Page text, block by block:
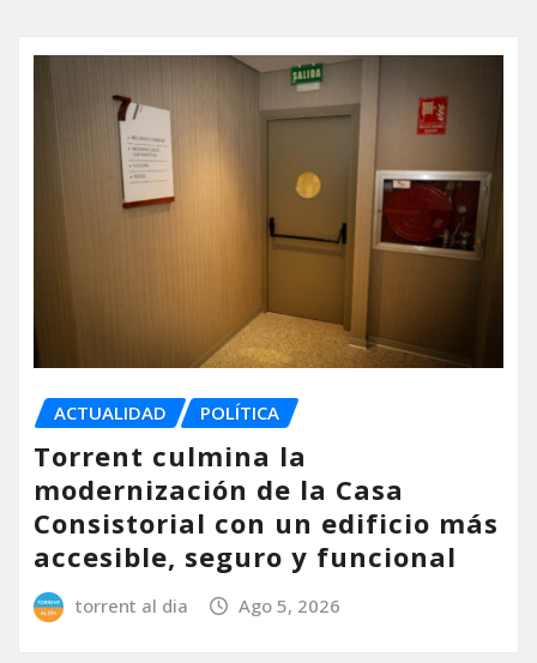
ACTUALIDAD POLÍTICA
Torrent culmina la
modernización de la Casa
Consistorial con un edificio más
accesible, seguro y funcional
torrent al dia Ago 5, 2026